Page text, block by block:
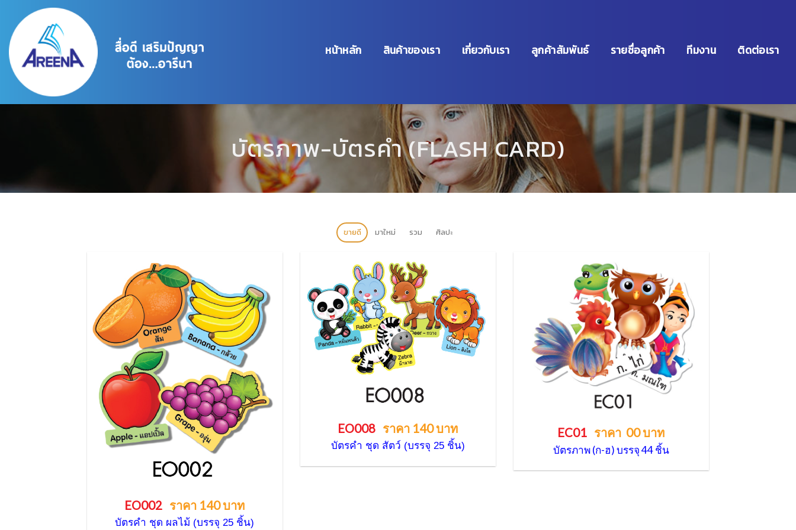
content
หน้าหลัก สินค้าของเรา เกี่ยวกับเรา ลูกค้าสัมพันธ์ รายชื่อลูกค้า ทีมงาน ติดต่อเรา
บัตรภาพ-บัตรคำ (FLASH CARD)
ขายดี มาใหม่ รวม ศิลปะ
EO002 ราคา 140 บาท
บัตรคำ ชุด ผลไม้ (บรรจุ 25 ชิ้น)
EO008 ราคา 140 บาท
บัตรคำ ชุด สัตว์ (บรรจุ 25 ชิ้น)
EC01 ราคา 00 บาท
บัตรภาพ (ก-ฮ) บรรจุ 44 ชิ้น